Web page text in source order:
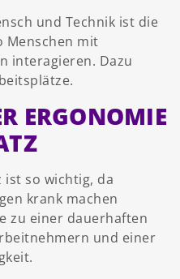
und Technik ist die
Menschen mit
interagieren. Dazu
ERGONOMIE
so wichtig, da
krank machen
zu einer dauerhaften
und einer